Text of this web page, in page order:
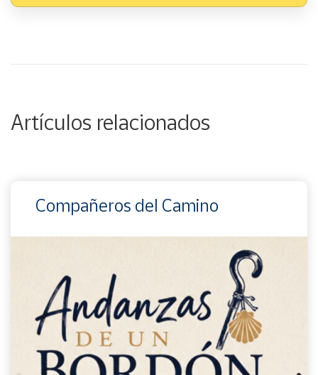
Artículos relacionados
Compañeros del Camino